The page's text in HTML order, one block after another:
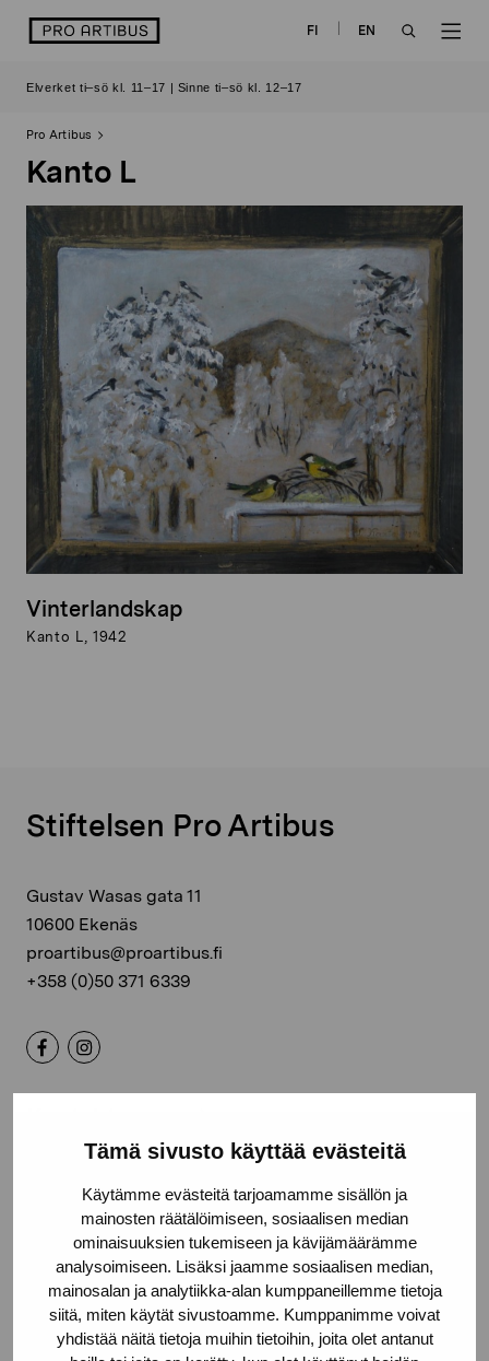
Tämä sivusto käyttää evästeitä
Käytämme evästeitä tarjoamamme sisällön ja
mainosten räätälöimiseen, sosiaalisen median
ominaisuuksien tukemiseen ja kävijämäärämme
analysoimiseen. Lisäksi jaamme sosiaalisen median,
mainosalan ja analytiikka-alan kumppaneillemme tietoja
siitä, miten käytät sivustoamme. Kumppanimme voivat
yhdistää näitä tietoja muihin tietoihin, joita olet antanut
logo FI
EN
Elverket ti–sö kl. 11–17 | Sinne ti–sö kl. 12–17
Pro Artibus
Kanto L
Vinterlandskap
Kanto L, 1942
Stiftelsen Pro Artibus
Gustav Wasas gata 11
10600 Ekenäs
proartibus@proartibus.fi
+358 (0)50 371 6339
Håll dig uppdaterad om aktuella
utställningar och evenemang
Förnamn